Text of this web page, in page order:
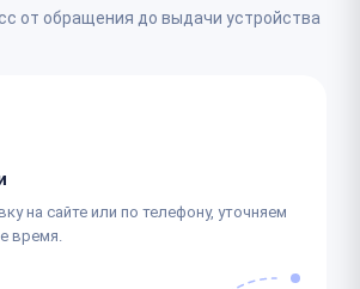
от обращения до выдачи устройства
на сайте или по телефону, уточняем
время.